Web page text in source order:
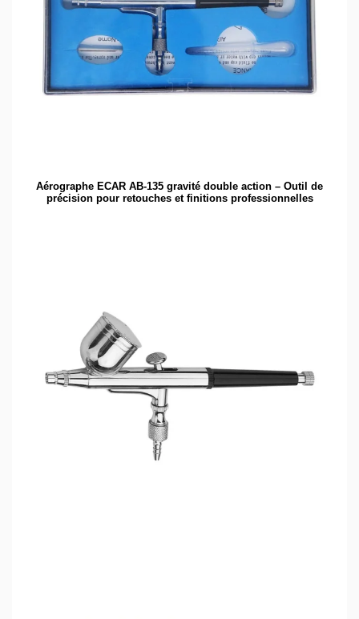
Aérographe ECAR AB-135 gravité double action – Outil de
précision pour retouches et finitions professionnelles